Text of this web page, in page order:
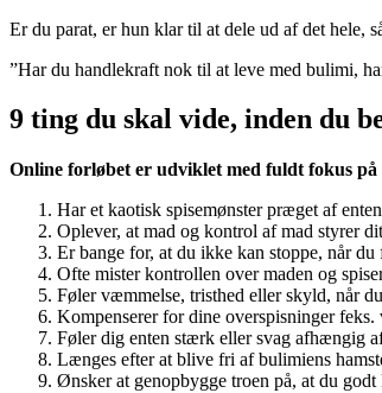
Er du parat, er hun klar til at dele ud af det hele,
”Har du handlekraft nok til at leve med bulimi,
9 ting du skal vide, inden du
Online forløbet er udviklet med fuldt fokus
Har et kaotisk spisemønster præget af
Oplever, at mad og kontrol af mad styrer
Er bange for, at du ikke kan stoppe, når du
Ofte mister kontrollen over maden og
Føler væmmelse, tristhed eller skyld, når
Kompenserer for dine overspisninger
Føler dig enten stærk eller svag afhængig
Længes efter at blive fri af bulimiens
Ønsker at genopbygge troen på, at du